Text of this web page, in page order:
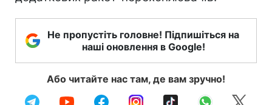
Не пропустіть головне! Підпишіться на
наші оновлення в Google!
Або читайте нас там, де вам зручно!